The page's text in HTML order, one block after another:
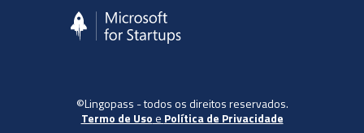
©Lingopass - todos os direitos reservados.
Termo de Uso e Política de Privacidade